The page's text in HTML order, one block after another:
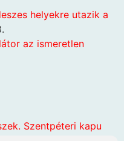
helyekre utazik a
az ismeretlen
Szentpéteri kapu